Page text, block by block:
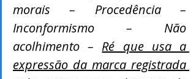
morais – Procedência –
Inconformismo – Não
acolhimento – Ré que usa a
expressão da marca registrada